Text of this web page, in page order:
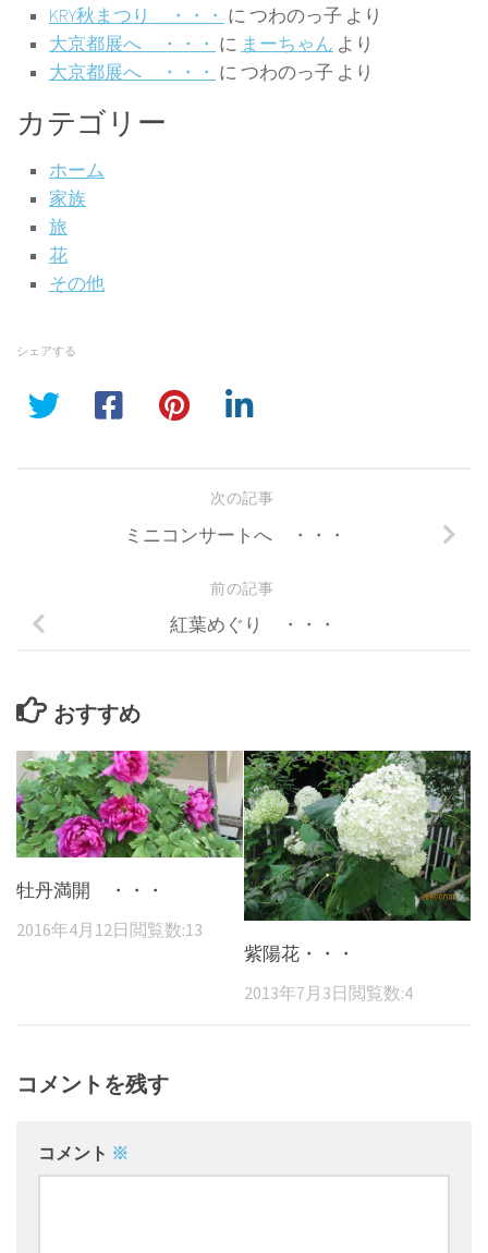
KRY秋まつり ・・・ に つわのっ子 より
大京都展へ ・・・ に まーちゃん より
大京都展へ ・・・ に つわのっ子 より
カテゴリー
ホーム
家族
旅
花
その他
シェアする
次の記事
ミニコンサートへ ・・・
前の記事
紅葉めぐり ・・・
おすすめ
牡丹満開 ・・・
2016年4月12日 閲覧数:13
紫陽花・・・
2013年7月3日 閲覧数:4
コメントを残す
コメント ※